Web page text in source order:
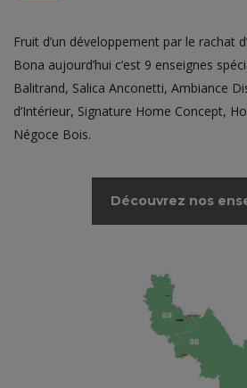
Fruit d’un développement par le rachat
Bona aujourd’hui c’est 9 enseignes
Balitrand, Salica Anconetti, Ambiance
d’Intérieur, Signature Home Concept,
Négoce Bois.
Découvrez nos